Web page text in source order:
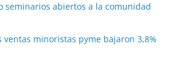
seminarios abiertos a la comunidad
ventas minoristas pyme bajaron 3,8%